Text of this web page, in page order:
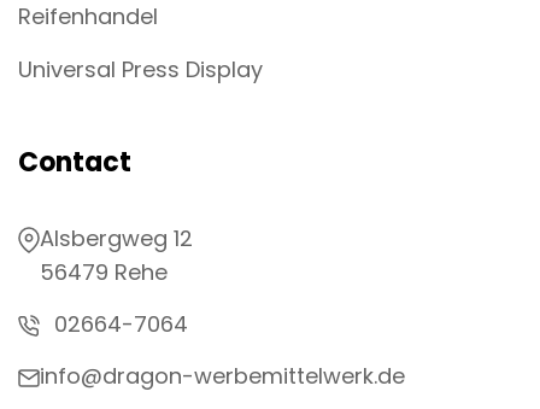
Reifenhandel
Universal Press Display
Contact
Alsbergweg 12
56479 Rehe
02664-7064
info@dragon-werbemittelwerk.de